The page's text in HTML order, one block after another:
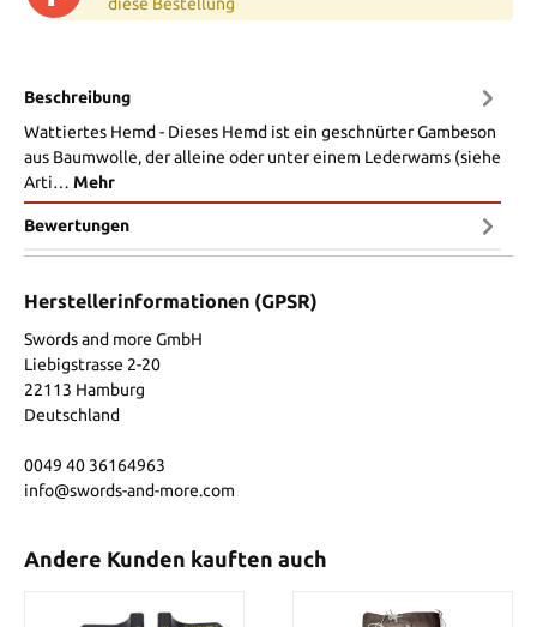
Beschreibung
Wattiertes Hemd - Dieses Hemd ist ein geschnürter Gambeson
aus Baumwolle, der alleine oder unter einem Lederwams (siehe
Arti… Mehr
Bewertungen
Herstellerinformationen (GPSR)
Swords and more GmbH
Liebigstrasse 2-20
22113 Hamburg
Deutschland
0049 40 36164963
info@swords-and-more.com
Andere Kunden kauften auch